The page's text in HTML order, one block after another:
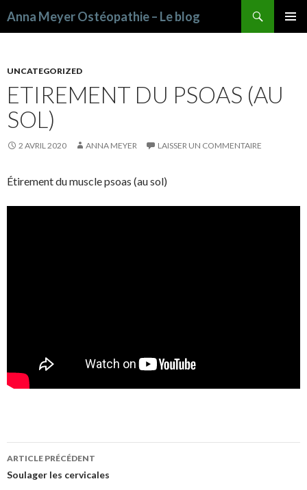
Anna Meyer Ostéopathie – Le blog
UNCATEGORIZED
ETIREMENT DU PSOAS (AU
SOL)
2 AVRIL 2020 ANNA MEYER LAISSER UN COMMENTAIRE
Étirement du muscle psoas (au sol)
Navigation de l’article
ARTICLE PRÉCÉDENT
Soulager les cervicales